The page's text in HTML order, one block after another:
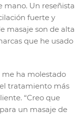
mano. Un reseñista
fuerte y
masaje son de alta
que he usado
me ha molestado
tratamiento más
“Creo que
un masaje de